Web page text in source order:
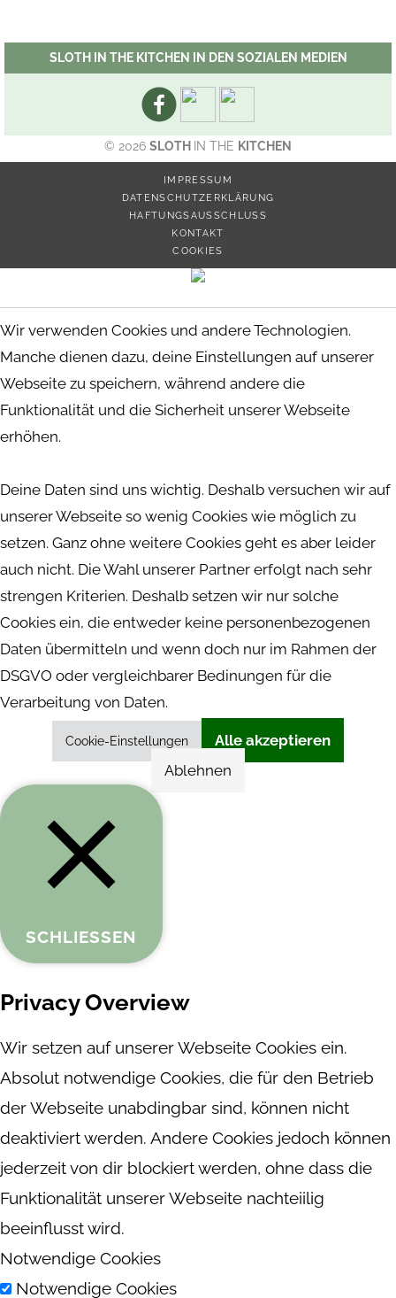
SLOTH IN THE KITCHEN IN DEN SOZIALEN MEDIEN
© 2026 SLOTH IN THE KITCHEN
IMPRESSUM
DATENSCHUTZERKLÄRUNG
HAFTUNGSAUSSCHLUSS
KONTAKT
COOKIES
Wir verwenden Cookies und andere Technologien.
Manche dienen dazu, deine Einstellungen auf unserer
Webseite zu speichern, während andere die
Funktionalität und die Sicherheit unserer Webseite
erhöhen.
Deine Daten sind uns wichtig. Deshalb versuchen wir auf
unserer Webseite so wenig Cookies wie möglich zu
setzen. Ganz ohne weitere Cookies geht es aber leider
auch nicht. Die Wahl unserer Partner erfolgt nach sehr
strengen Kriterien. Deshalb setzen wir nur solche
Cookies ein, die entweder keine personenbezogenen
Daten übermitteln und wenn doch nur im Rahmen der
DSGVO oder vergleichbarer Bedinungen für die
Verarbeitung von Daten.
Cookie-Einstellungen
Alle akzeptieren
Ablehnen
SCHLIESSEN
Privacy Overview
Wir setzen auf unserer Webseite Cookies ein.
Absolut notwendige Cookies, die für den Betrieb
der Webseite unabdingbar sind, können nicht
deaktiviert werden. Andere Cookies jedoch können
jederzeit von dir blockiert werden, ohne dass die
Funktionalität unserer Webseite nachteiilig
beeinflusst wird.
Notwendige Cookies
Notwendige Cookies